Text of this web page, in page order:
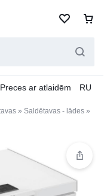
Preces ar atlaidēm RU
» Saldētavas - lādes »